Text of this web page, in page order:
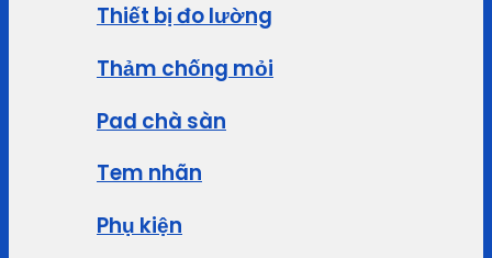
Thiết bị đo lường
Thảm chống mỏi
Pad chà sàn
Tem nhãn
Phụ kiện